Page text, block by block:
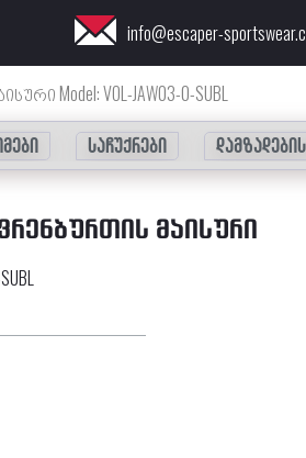
info@escaper-
Model: VOL-JAW03-0-SUBL
საჩუქრები
ᲛᲐᲘᲡᲣᲠᲘ